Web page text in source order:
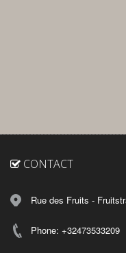
CONTACT
Rue des Fruits -
Phone: +32473533209